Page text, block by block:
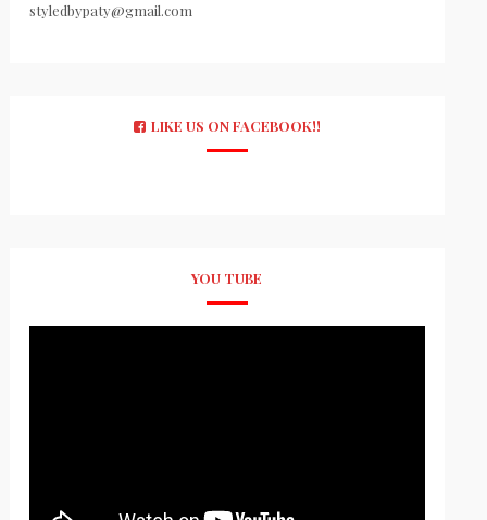
styledbypaty@gmail.com
LIKE US ON FACEBOOK!!
YOU TUBE